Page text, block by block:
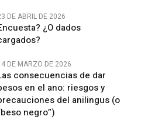
DE ABRIL DE 2026
¿O dados
DE MARZO DE 2026
consecuencias de dar
en el ano: riesgos y
del anilingus (o
negro”)